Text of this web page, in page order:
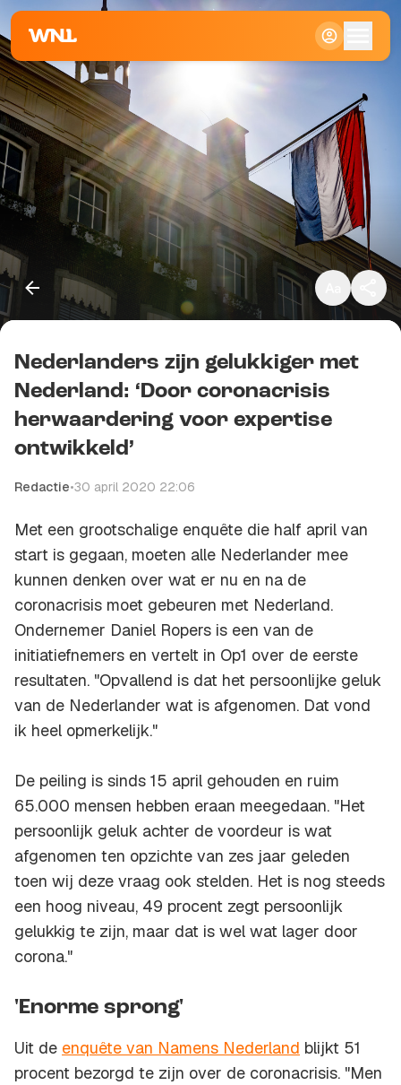
Klein
Standaard
Groot
Kopieer link
Nederlanders zijn gelukkiger met
Nederland: ‘Door coronacrisis
herwaardering voor expertise
ontwikkeld’
Redactie•30 april 2020 22:06
Met een grootschalige enquête die half april van
start is gegaan, moeten alle Nederlander mee
kunnen denken over wat er nu en na de
coronacrisis moet gebeuren met Nederland.
Ondernemer Daniel Ropers is een van de
initiatiefnemers en vertelt in Op1 over de eerste
resultaten. "Opvallend is dat het persoonlijke geluk
van de Nederlander wat is afgenomen. Dat vond
ik heel opmerkelijk."
De peiling is sinds 15 april gehouden en ruim
65.000 mensen hebben eraan meegedaan. "Het
persoonlijk geluk achter de voordeur is wat
afgenomen ten opzichte van zes jaar geleden
toen wij deze vraag ook stelden. Het is nog steeds
een hoog niveau, 49 procent zegt persoonlijk
gelukkig te zijn, maar dat is wel wat lager door
corona."
'Enorme sprong'
Uit de enquête van Namens Nederland blijkt 51
procent bezorgd te zijn over de coronacrisis. "Men